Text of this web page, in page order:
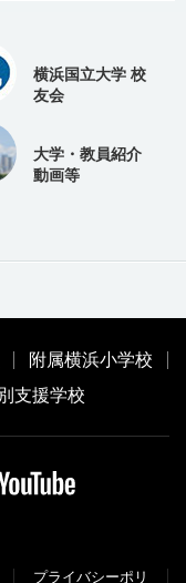
横浜国立大学 校
友会
大学・教員紹介
動画等
附属横浜小学校
支援学校
プライバシーポリ